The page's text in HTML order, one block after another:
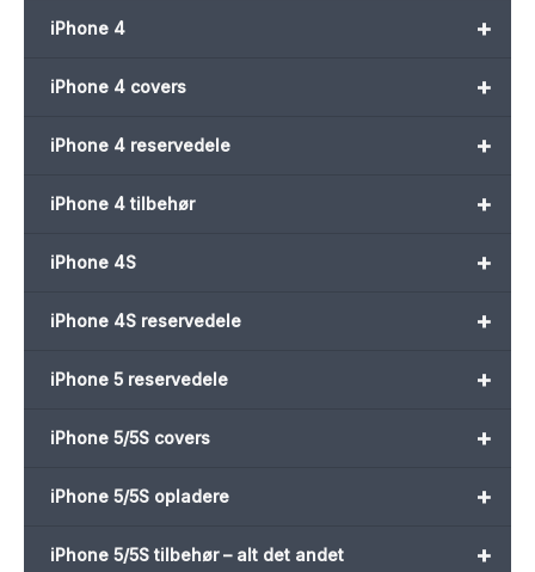
+
iPhone 4
+
iPhone 4 covers
+
iPhone 4 reservedele
+
iPhone 4 tilbehør
+
iPhone 4S
+
iPhone 4S reservedele
+
iPhone 5 reservedele
+
iPhone 5/5S covers
+
iPhone 5/5S opladere
+
iPhone 5/5S tilbehør – alt det andet